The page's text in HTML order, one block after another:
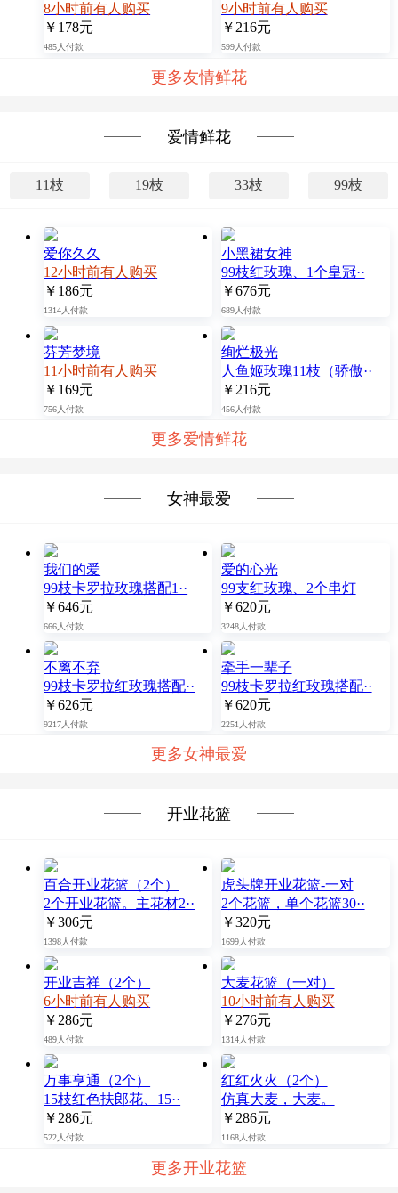
8小时前有人购买
￥178元
485人付款
9小时前有人购买
￥216元
599人付款
更多友情鲜花
爱情鲜花
11枝 19枝 33枝 99枝
爱你久久
12小时前有人购买
￥186元
1314人付款
小黑裙女神
99枝红玫瑰、1个皇冠··
￥676元
689人付款
芬芳梦境
11小时前有人购买
￥169元
756人付款
绚烂极光
人鱼姬玫瑰11枝（骄傲··
￥216元
456人付款
更多爱情鲜花
女神最爱
我们的爱
99枝卡罗拉玫瑰搭配1··
￥646元
666人付款
爱的心光
99支红玫瑰、2个串灯
￥620元
3248人付款
不离不弃
99枝卡罗拉红玫瑰搭配··
￥626元
9217人付款
牵手一辈子
99枝卡罗拉红玫瑰搭配··
￥620元
2251人付款
更多女神最爱
开业花篮
百合开业花篮（2个）
2个开业花篮。主花材2··
￥306元
1398人付款
虎头牌开业花篮-一对
2个花篮，单个花篮30··
￥320元
1699人付款
开业吉祥（2个）
6小时前有人购买
￥286元
489人付款
大麦花篮（一对）
10小时前有人购买
￥276元
1314人付款
万事亨通（2个）
15枝红色扶郎花、15··
￥286元
522人付款
红红火火（2个）
仿真大麦，大麦。
￥286元
1168人付款
更多开业花篮